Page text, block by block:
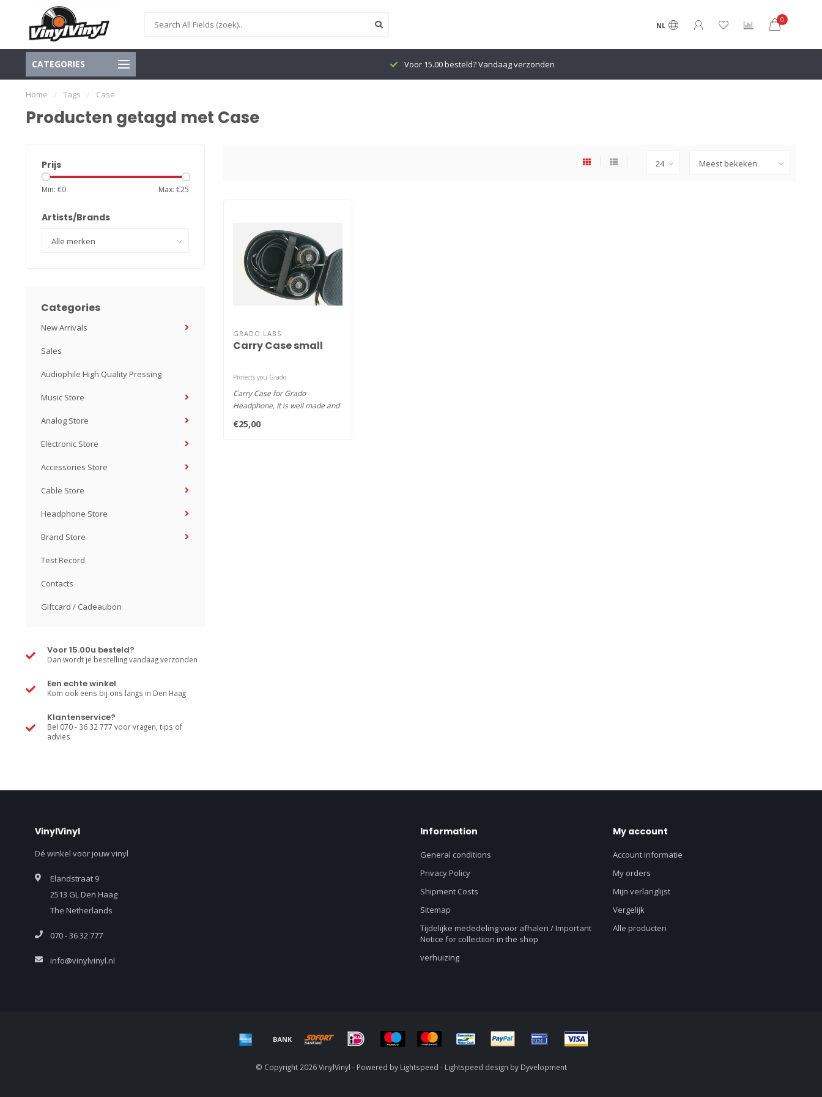
NL
0
CATEGORIES Voor 15.00 besteld? Vandaag verzonden
Home / Tags / Case
Producten getagd met Case
Prijs
Min: €0 Max: €25
Artists/Brands
Categories
New Arrivals
Sales
Audiophile High Quality Pressing
Music Store
Analog Store
Electronic Store
Accessories Store
Cable Store
Headphone Store
Brand Store
Test Record
Contacts
Giftcard / Cadeaubon
Voor 15.00u besteld?
Dan wordt je bestelling vandaag verzonden
Een echte winkel
Kom ook eens bij ons langs in Den Haag
Klantenservice?
Bel 070 - 36 32 777 voor vragen, tips of
advies
GRADO LABS
Carry Case small
Protects you Grado
Carry Case for Grado
Headphone, It is well made and
€25,00
VinylVinyl
Dé winkel voor jouw vinyl
Elandstraat 9
2513 GL Den Haag
The Netherlands
070 - 36 32 777
info@vinylvinyl.nl
Information
General conditions
Privacy Policy
Shipment Costs
Sitemap
Tijdelijke mededeling voor afhalen / Important
Notice for collectiion in the shop
verhuizing
My account
Account informatie
My orders
Mijn verlanglijst
Vergelijk
Alle producten
© Copyright 2026 VinylVinyl - Powered by Lightspeed - Lightspeed design by Dyvelopment